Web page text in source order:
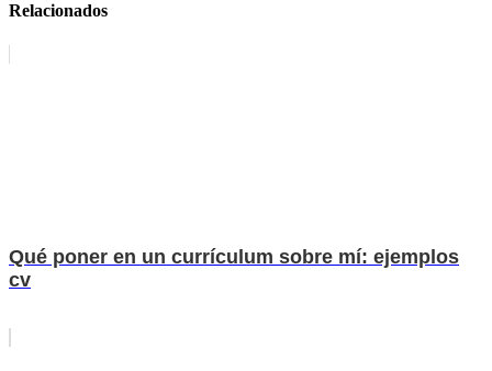
Relacionados
Qué poner en un currículum sobre mí: ejemplos
cv